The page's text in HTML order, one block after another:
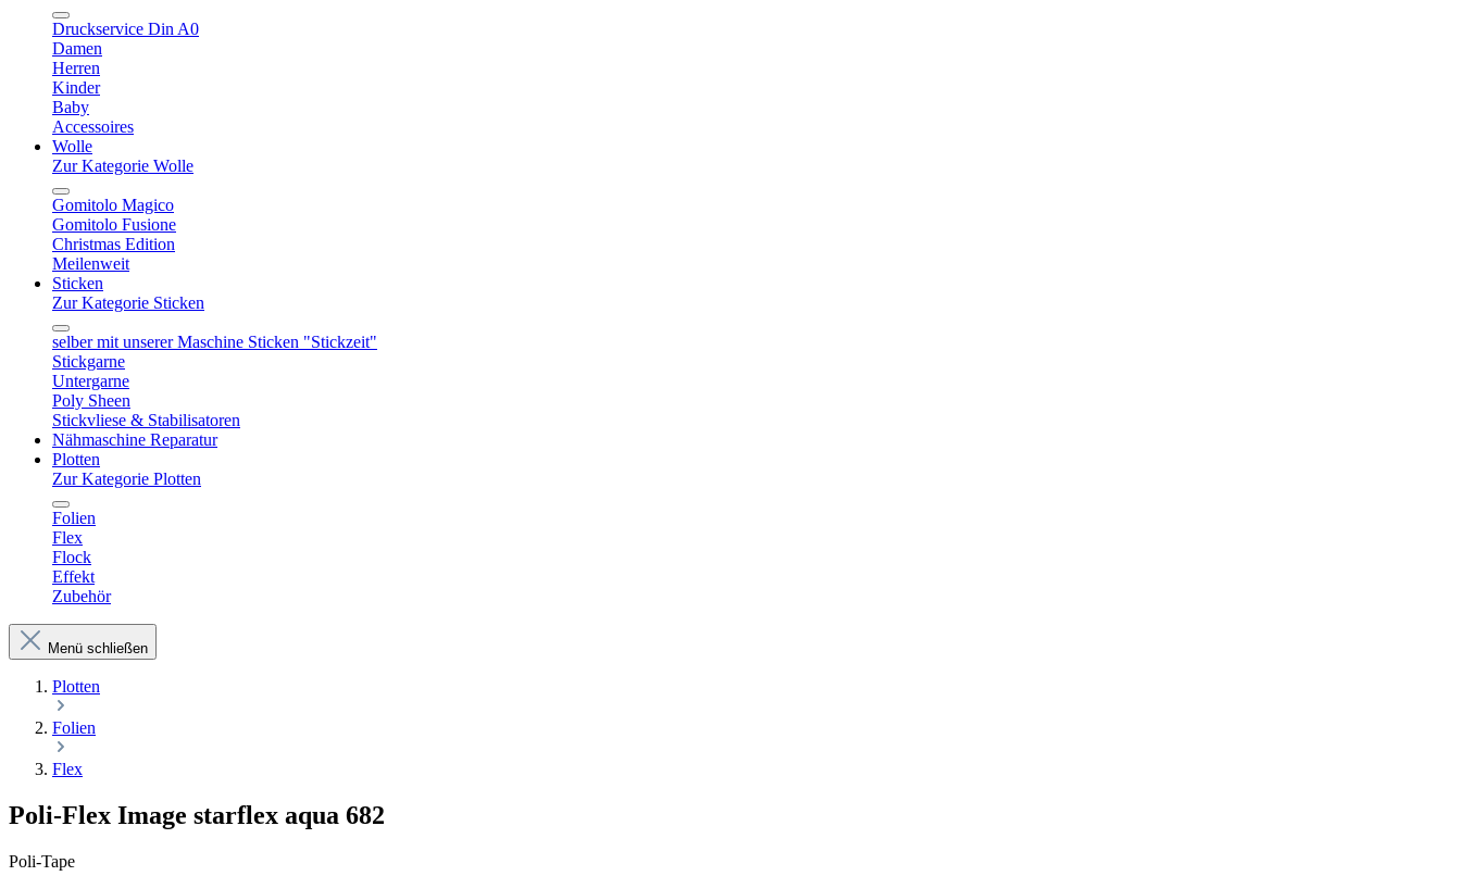
Druckservice Din A0
Damen
Herren
Kinder
Baby
Accessoires
Wolle
Zur Kategorie Wolle
Gomitolo Magico
Gomitolo Fusione
Christmas Edition
Meilenweit
Sticken
Zur Kategorie Sticken
selber mit unserer Maschine Sticken "Stickzeit"
Stickgarne
Untergarne
Poly Sheen
Stickvliese & Stabilisatoren
Nähmaschine Reparatur
Plotten
Zur Kategorie Plotten
Folien
Flex
Flock
Effekt
Zubehör
Menü schließen
Plotten
Folien
Flex
Poli-Flex Image starflex aqua 682
Poli-Tape